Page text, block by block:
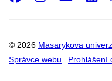
© 2026 Masarykova
Správce webu
Prohlášení